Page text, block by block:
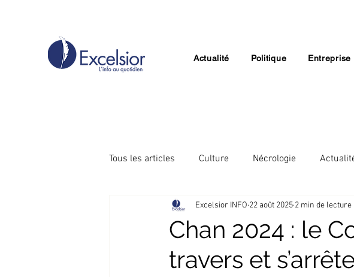
Actualité Politique Entreprise
Tous les articles Culture Nécrologie
Divertissement Technologie Lifestyle
Chan 2024 : le
travers et
Excelsior INFO 22 août 2025 2 min de lecture